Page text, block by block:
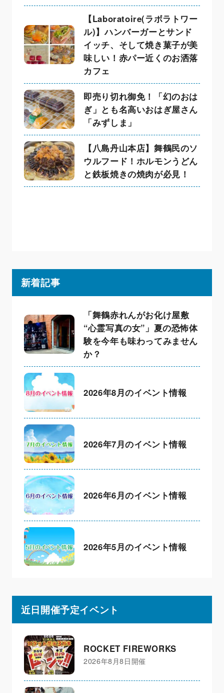
【Laboratoire(ラボラトワー
ル)】ハンバーガーとサンド
イッチ、そして焼き菓子が美
味しい！赤パー近くのお洒落
カフェ
即売り切れ御免！「幻のおは
ぎ」とも名高いおはぎ屋さん
「みずしま」
【八島丹山本店】舞鶴民のソ
ウルフード！ホルモンうどん
と鉄板焼きの焼肉が必見！
新着記事
「舞鶴赤れんがお化け屋敷
“心霊写真の女”」夏の恐怖体
験を今年も味わってみません
か？
2026年8月のイベント情報
2026年7月のイベント情報
2026年6月のイベント情報
2026年5月のイベント情報
近日開催予定イベント
ROCKET FIREWORKS
2026年8月8日開催